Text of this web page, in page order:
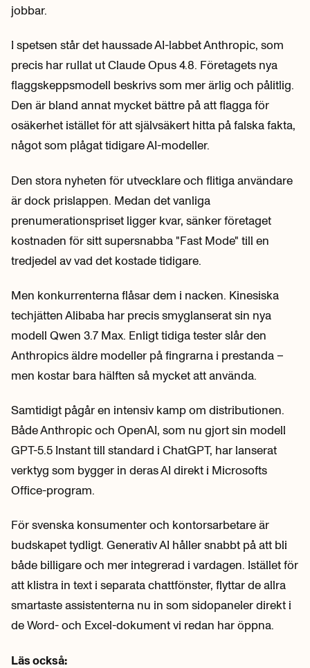
jobbar.
I spetsen står det haussade AI-labbet Anthropic, som
precis har rullat ut Claude Opus 4.8. Företagets nya
flaggskeppsmodell beskrivs som mer ärlig och pålitlig.
Den är bland annat mycket bättre på att flagga för
osäkerhet istället för att självsäkert hitta på falska fakta,
något som plågat tidigare AI-modeller.
Den stora nyheten för utvecklare och flitiga användare
är dock prislappen. Medan det vanliga
prenumerationspriset ligger kvar, sänker företaget
kostnaden för sitt supersnabba "Fast Mode" till en
tredjedel av vad det kostade tidigare.
Men konkurrenterna flåsar dem i nacken. Kinesiska
techjätten Alibaba har precis smyglanserat sin nya
modell Qwen 3.7 Max. Enligt tidiga tester slår den
Anthropics äldre modeller på fingrarna i prestanda –
men kostar bara hälften så mycket att använda.
Samtidigt pågår en intensiv kamp om distributionen.
Både Anthropic och OpenAI, som nu gjort sin modell
GPT-5.5 Instant till standard i ChatGPT, har lanserat
verktyg som bygger in deras AI direkt i Microsofts
Office-program.
För svenska konsumenter och kontorsarbetare är
budskapet tydligt. Generativ AI håller snabbt på att bli
både billigare och mer integrerad i vardagen. Istället för
att klistra in text i separata chattfönster, flyttar de allra
smartaste assistenterna nu in som sidopaneler direkt i
de Word- och Excel-dokument vi redan har öppna.
Läs också: